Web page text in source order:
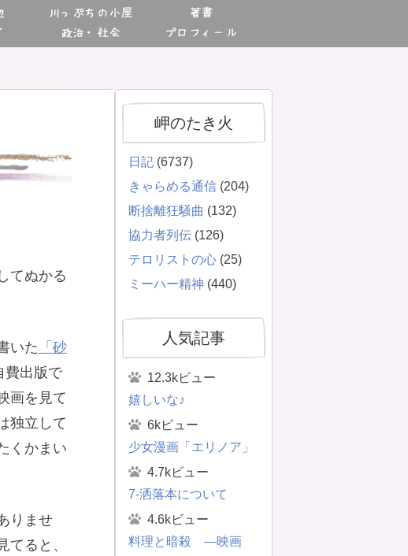
川っぷちの小屋
政治・社会
著書
プロフィール
てぬかる
いた 「砂
費出版で
画を見て
独立して
くかまい
りませ
ると、
岬のたき火
日記 (6737)
きゃらめる通信 (204)
断捨離狂騒曲 (132)
協力者列伝 (126)
テロリストの心 (25)
ミーハー精神 (440)
人気記事
12.3kビュー
嬉しいな♪
6kビュー
少女漫画「エリノア」
4.7kビュー
7-洒落本について
4.6kビュー
料理と暗殺 ―映画